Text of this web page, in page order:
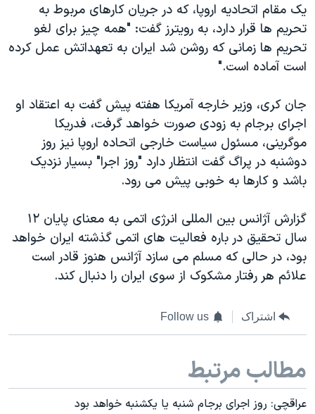
یک مقام اتحادیه اروپا، که در جریان کارهای مربوط به
تحریم ها قرار دارد، به رویترز گفت: "همه چیز برای لغو
تحریم ها زمانی که روشن شد ایران به تعهداتش عمل کرده
است آماده است."
جان کری، وزیر خارجه آمریکا هفته پیش گفت به اعتقاد او
اجرای برجام به زودی صورت خواهد گرفت، فدریکا
موگرینی، مسئول سیاست خارجی اتحاده اروپا نیز روز
دوشنبه در پراگ گفت انتظار دارد "روز اجرا" بسیار نزدیک
باشد و کارها به خوبی پیش می رود.
گزارش آژانس بین المللی انرژی اتمی به معنای پایان ۱۲
سال تحقیق در باره فعالیت های اتمی گذشته ایران خواهد
بود، در حالی که مسلم می سازد آژانس هنوز قادر است
علائم هر رفتار مشکوک از سوی ایران را دنبال کند.
اشتراک Follow us
مطالب مرتبط
عراقچی: روز اجرای برجام شنبه یا یکشنبه خواهد بود